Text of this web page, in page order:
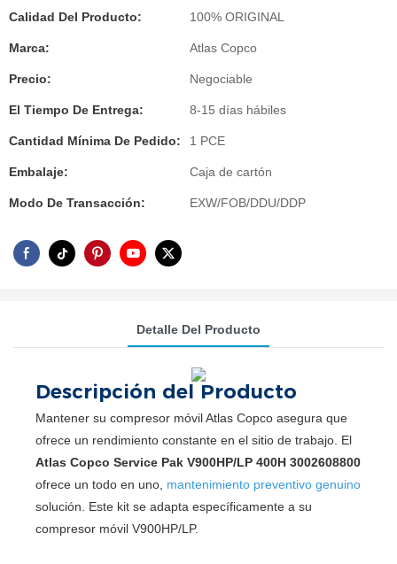
Calidad Del Producto: 100% ORIGINAL
Marca: Atlas Copco
Precio: Negociable
El Tiempo De Entrega: 8-15 días hábiles
Cantidad Mínima De Pedido: 1 PCE
Embalaje: Caja de cartón
Modo De Transacción: EXW/FOB/DDU/DDP
Detalle Del Producto
Descripción del Producto
Mantener su compresor móvil Atlas Copco asegura que
ofrece un rendimiento constante en el sitio de trabajo. El
Atlas Copco Service Pak V900HP/LP 400H 3002608800
ofrece un todo en uno, mantenimiento preventivo genuino
solución. Este kit se adapta específicamente a su
compresor móvil V900HP/LP.